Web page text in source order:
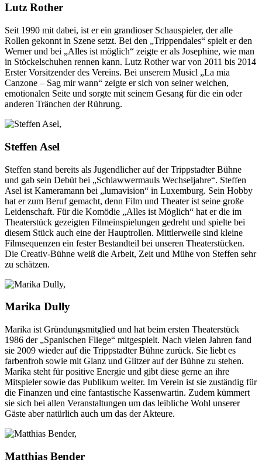
Lutz Rother
Seit 1990 mit dabei, ist er ein grandioser Schauspieler, der alle
Rollen gekonnt in Szene setzt. Bei den „Trippendales“ spielt er den
Werner und bei „Alles ist möglich“ zeigte er als Josephine, wie man
in Stöckelschuhen rennen kann. Lutz Rother war von 2011 bis 2014
Erster Vorsitzender des Vereins. Bei unserem Musicl „La mia
Canzone – Sag mir wann“ zeigte er sich von seiner weichen,
emotionalen Seite und sorgte mit seinem Gesang für die ein oder
anderen Tränchen der Rührung.
Steffen Asel
Steffen stand bereits als Jugendlicher auf der Trippstadter Bühne
und gab sein Debüt bei „Schlawwermauls Wechseljahre“. Steffen
Asel ist Kameramann bei „lumavision“ in Luxemburg. Sein Hobby
hat er zum Beruf gemacht, denn Film und Theater ist seine große
Leidenschaft. Für die Komödie „Alles ist Möglich“ hat er die im
Theaterstück gezeigten Filmeinspielungen gedreht und spielte bei
diesem Stück auch eine der Hauptrollen. Mittlerweile sind kleine
Filmsequenzen ein fester Bestandteil bei unseren Theaterstücken.
Die Creativ-Bühne weiß die Arbeit, Zeit und Mühe von Steffen sehr
zu schätzen.
Marika Dully
Marika ist Gründungsmitglied und hat beim ersten Theaterstück
1986 der „Spanischen Fliege“ mitgespielt. Nach vielen Jahren fand
sie 2009 wieder auf die Trippstadter Bühne zurück. Sie liebt es
farbenfroh sowie mit Glanz und Glitzer auf der Bühne zu stehen.
Marika steht für positive Energie und gibt diese gerne an ihre
Mitspieler sowie das Publikum weiter. Im Verein ist sie zuständig für
die Finanzen und eine fantastische Kassenwartin. Zudem kümmert
sie sich bei allen Veranstaltungen um das leibliche Wohl unserer
Gäste aber natürlich auch um das der Akteure.
Matthias Bender